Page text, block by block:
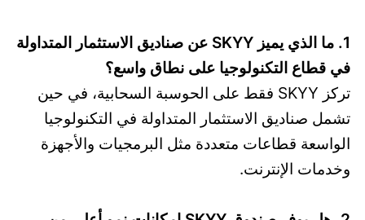
1. ما الذي يميز SKYY عن صناديق الاستثمار المتداولة
في قطاع التكنولوجيا على نطاق واسع؟
تركز SKYY فقط على الحوسبة السحابية، في حين
تشمل صناديق الاستثمار المتداولة في التكنولوجيا
الواسعة قطاعات متعددة مثل البرمجيات والأجهزة
وخدمات الإنترنت.